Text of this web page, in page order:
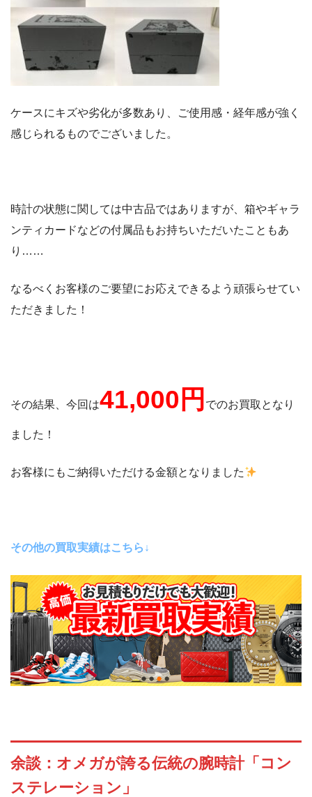
ケースにキズや劣化が多数あり、ご使用感・経年感が強く
感じられるものでございました。
時計の状態に関しては中古品ではありますが、箱やギャラ
ンティカードなどの付属品もお持ちいただいたこともあ
り……
なるべくお客様のご要望にお応えできるよう頑張らせてい
ただきました！
その結果、今回は41,000 円 でのお買取となり
ました！
お客様にもご納得いただける金額となりました
その他の買取実績はこちら↓
余談：オメガが誇る伝統の腕時計「コン
ステレーション」